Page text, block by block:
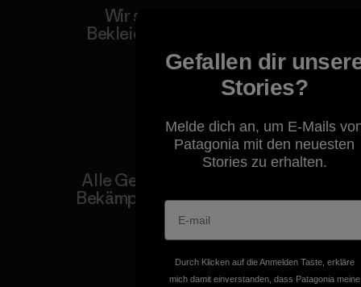
Wir schenken deiner
Bekleidung neues Leben.
Alle Gewinne fließen in die
Bekämpfung der Klimakrise.
Erfahre mehr über unser Engagement
Gefallen dir
Stories?
Melde dich an, um E-Mails
Patagonia mit den neuesten
Stories zu erhalten.
Durch Klicken auf die Anmelden Taste, erkläre
mich damit einverstanden, dass Patagonia meine